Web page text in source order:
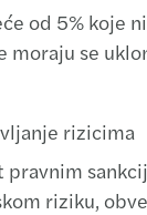
od 5% koje
moraju se
rizicima
pravnim
riziku,